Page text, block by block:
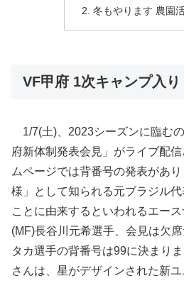
冬もやります 農園
VF甲府 1次キャンプ入り
1/7(土)、2023シーズンに臨む
府新体制発表会見」がライブ配
ムページでは背番号の発表があ
様」として知られる元ブラジル
ことに由来するといわれるエー
(MF)長谷川元希選手、会見は欠
タカ選手の背番号は99に決まり
さんは、星がデザインされた新